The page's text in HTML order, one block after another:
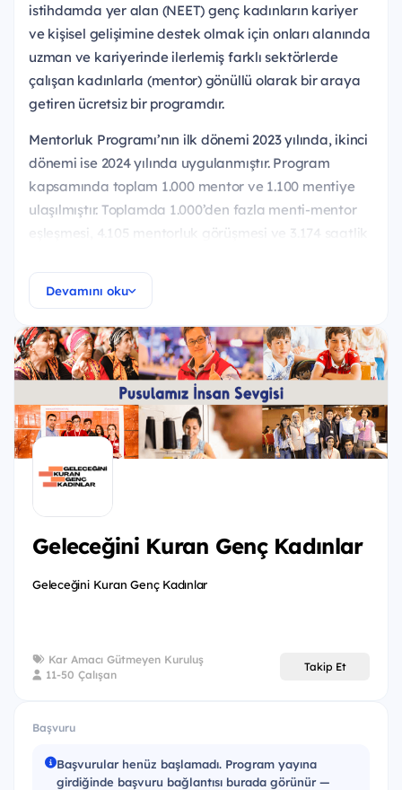
istihdamda yer alan (NEET) genç kadınların kariyer
ve kişisel gelişimine destek olmak için onları alanında
uzman ve kariyerinde ilerlemiş farklı sektörlerde
çalışan kadınlarla (mentor) gönüllü olarak bir araya
getiren ücretsiz bir programdır.
Mentorluk Programı’nın ilk dönemi 2023 yılında, ikinci
dönemi ise 2024 yılında uygulanmıştır. Program
kapsamında toplam 1.000 mentor ve 1.100 mentiye
ulaşılmıştır. Toplamda 1.000’den fazla menti-mentor
eşleşmesi, 4.105 mentorluk görüşmesi ve 3.174 saatlik
çok sayıda menti iş görüşmeleri gerçekleştirmiş ve
toplamda 400’e yakın genç kadın istihdama dahil
olmuştur.
Mentorluk Programı’nın üçüncü dönem başvuruları
Ağustos ayı itibariyle başlamıştır. Başvurular 1-30
Ağustos tarihleri arasında toplanacaktır. Detaylı bilgi
ve başvuru için:
https://geleceginikurangenckadinlar.org/m
Devamını oku
Geleceğini Kuran Genç Kadınlar
Geleceğini Kuran Genç Kadınlar
Kar Amacı Gütmeyen Kuruluş
11-50 Çalışan
Takip Et
Başvuru
Başvurular henüz başlamadı. Program yayına
girdiğinde başvuru bağlantısı burada görünür —